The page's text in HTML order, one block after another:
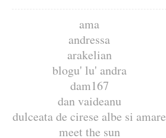
ama
andressa
arakelian
blogu' lu' andra
dam167
dan vaideanu
dulceata de cirese albe si amare
meet the sun